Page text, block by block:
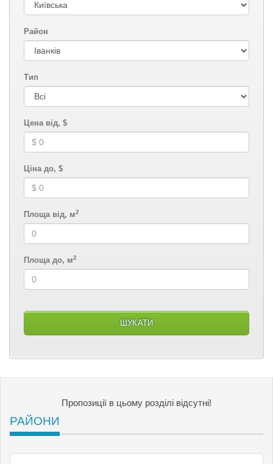
Район
Тип
Цена від, $
Ціна до, $
Площа від, м2
Площа до, м2
Пропозиції в цьому розділі відсутні!
РАЙОНИ